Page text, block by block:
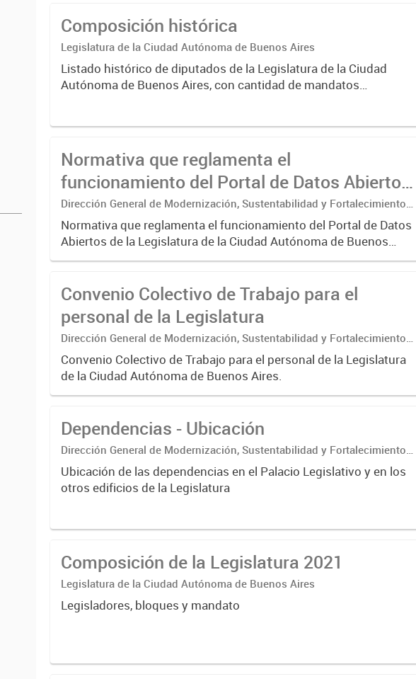
Composición histórica
Legislatura de la Ciudad Autónoma de Buenos Aires
Listado histórico de diputados de la Legislatura de la Ciudad
Autónoma de Buenos Aires, con cantidad de mandatos
Normativa que reglamenta el
funcionamiento del Portal de Datos Abiertos
de la Legislatura
Dirección General de Modernización, Sustentabilidad y Fortalecimiento
Institucional
Normativa que reglamenta el funcionamiento del Portal de Datos
Abiertos de la Legislatura de la Ciudad Autónoma de Buenos
Aires.
Convenio Colectivo de Trabajo para el
personal de la Legislatura
Dirección General de Modernización, Sustentabilidad y Fortalecimiento
Institucional
Convenio Colectivo de Trabajo para el personal de la Legislatura
de la Ciudad Autónoma de Buenos Aires.
Dependencias - Ubicación
Dirección General de Modernización, Sustentabilidad y Fortalecimiento
Institucional
Ubicación de las dependencias en el Palacio Legislativo y en los
otros edificios de la Legislatura
Composición de la Legislatura 2021
Legislatura de la Ciudad Autónoma de Buenos Aires
Legisladores, bloques y mandato